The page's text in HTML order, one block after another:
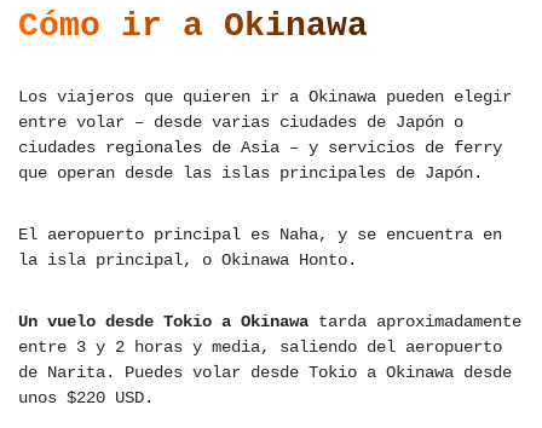
Cómo ir a Okinawa
Los viajeros que quieren ir a Okinawa pueden elegir
entre volar – desde varias ciudades de Japón o
ciudades regionales de Asia – y servicios de ferry
que operan desde las islas principales de Japón.
El aeropuerto principal es Naha, y se encuentra en
la isla principal, o Okinawa Honto.
Un vuelo desde Tokio a Okinawa tarda aproximadamente
entre 3 y 2 horas y media, saliendo del aeropuerto
de Narita. Puedes volar desde Tokio a Okinawa desde
unos $220 USD.